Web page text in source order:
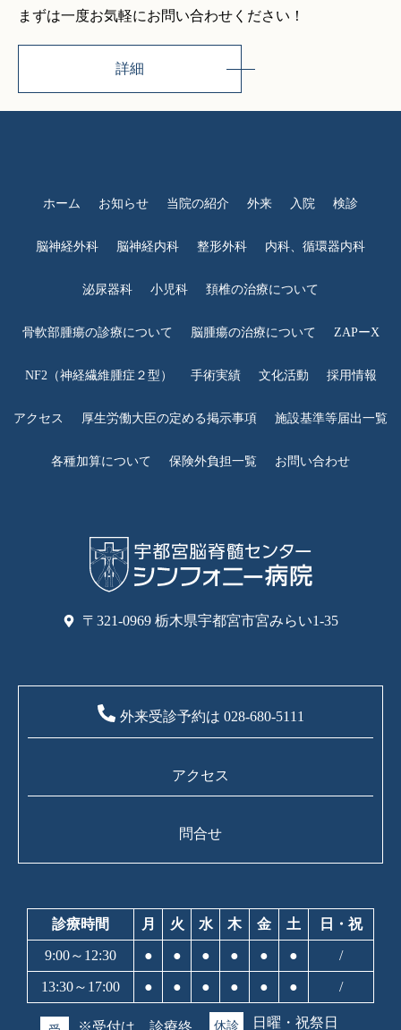
まずは一度お気軽にお問い合わせください！
詳細
ホーム お知らせ 当院の紹介 外来 入院 検診
脳神経外科 脳神経内科 整形外科 内科、循環器内科
泌尿器科 小児科 頚椎の治療について
骨軟部腫瘍の診療について 脳腫瘍の治療について ZAPーX
NF2（神経繊維腫症２型） 手術実績 文化活動 採用情報
アクセス 厚生労働大臣の定める掲示事項 施設基準等届出一覧
各種加算について 保険外負担一覧 お問い合わせ
〒321-0969 栃木県宇都宮市宮みらい1-35
外来受診予約は 028-680-5111
アクセス
問合せ
診療時間 月 火 水 木 金 土 日・祝
9:00～12:30 ● ● ● ● ● ● /
13:30～17:00 ● ● ● ● ● ● /
休診 日曜・祝祭日